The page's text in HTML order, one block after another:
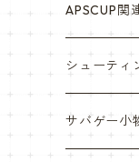
シール・ス
缶バッチ
帽子・Tシ
APSCUP関
岡崎APS部
本体・BB弾
シューティ
サバゲー小